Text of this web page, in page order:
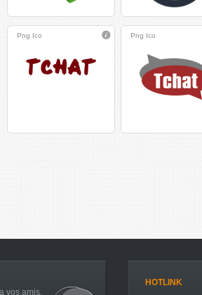
Png Ico Png Ico
vos amis.
HOTLINK